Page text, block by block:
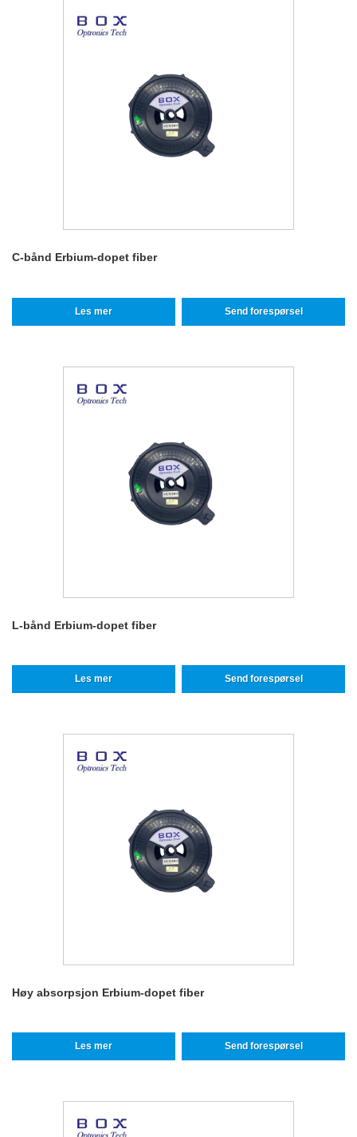
C-bånd Erbium-dopet fiber
Les mer Send forespørsel
L-bånd Erbium-dopet fiber
Les mer Send forespørsel
Høy absorpsjon Erbium-dopet fiber
Les mer Send forespørsel